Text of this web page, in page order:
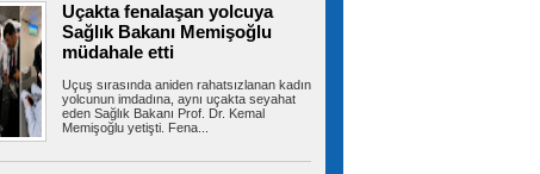
Avcılar’da otomobil ile çarpışan
motosikletin sürücüsü ağır yaralandı
AVCILAR'da otomobil ile çarpışan motosikletin
sürücüsü ağır yaralandı....
Uçakta fenalaşan yolcuya
Sağlık Bakanı Memişoğlu
müdahale etti
Uçuş sırasında aniden rahatsızlanan kadın
yolcunun imdadına, aynı uçakta seyahat
eden Sağlık Bakanı Prof. Dr. Kemal
Memişoğlu yetişti. Fena...